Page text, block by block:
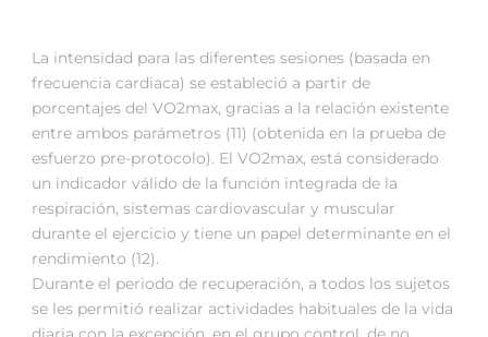
La intensidad para las diferentes sesiones (basada en
frecuencia cardiaca) se estableció a partir de
porcentajes del VO2max, gracias a la relación existente
entre ambos parámetros (11) (obtenida en la prueba de
esfuerzo pre-protocolo). El VO2max, está considerado
un indicador válido de la función integrada de la
respiración, sistemas cardiovascular y muscular
durante el ejercicio y tiene un papel determinante en el
rendimiento (12).
Durante el periodo de recuperación, a todos los sujetos
se les permitió realizar actividades habituales de la vida